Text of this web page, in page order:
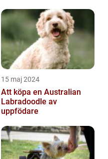
15 maj 2024
Att köpa en Australian
Labradoodle av
uppfödare